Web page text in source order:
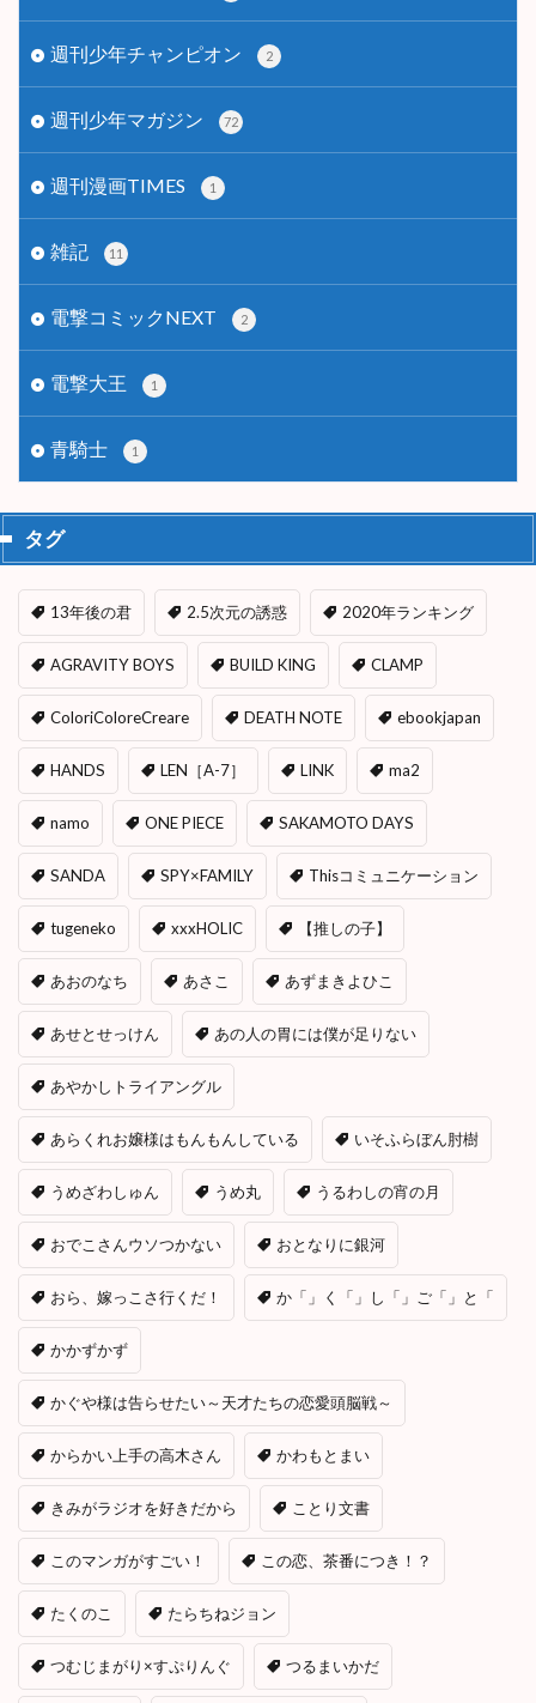
週刊少年チャンピオン 2
週刊少年マガジン 72
週刊漫画TIMES 1
雑記 11
電撃コミックNEXT 2
電撃大王 1
青騎士 1
タグ
13年後の君 2.5次元の誘惑 2020年ランキング
AGRAVITY BOYS BUILD KING CLAMP
ColoriColoreCreare DEATH NOTE ebookjapan
HANDS LEN［A-7］ LINK ma2
namo ONE PIECE SAKAMOTO DAYS
SANDA SPY×FAMILY Thisコミュニケーション
tugeneko xxxHOLIC 【推しの子】
あおのなち あさこ あずまきよひこ
あせとせっけん あの人の胃には僕が足りない
あやかしトライアングル
あらくれお嬢様はもんもんしている いそふらぼん肘樹
うめざわしゅん うめ丸 うるわしの宵の月
おでこさんウソつかない おとなりに銀河
おら、嫁っこさ行くだ！ か「」く「」し「」ご「」と「
かかずかず
かぐや様は告らせたい～天才たちの恋愛頭脳戦～
からかい上手の高木さん かわもとまい
きみがラジオを好きだから ことり文書
このマンガがすごい！ この恋、茶番につき！？
たくのこ たらちねジョン
つむじまがり×すぷりんぐ つるまいかだ